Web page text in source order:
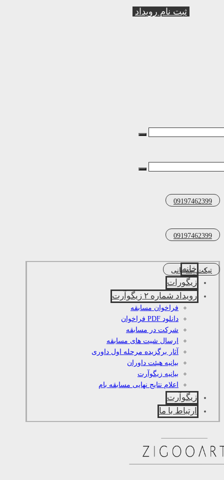
ثبت نام رویداد
09197462399
09197462399
تیکت پشتیبانی
خانه
زیگورات
رویداد شماره ۲ زیگوآرت
فراخوان مسابقه
دانلود PDF فراخوان
شرکت در مسابقه
ارسال شیت های مسابقه
آثار برگزیده مرحله اول داوری
بیانیه هیئت داوران
بیانیه زیگوآرت
اعلام نتایج نهایی مسابقه بام
زیگوآرت
ارتباط با ما